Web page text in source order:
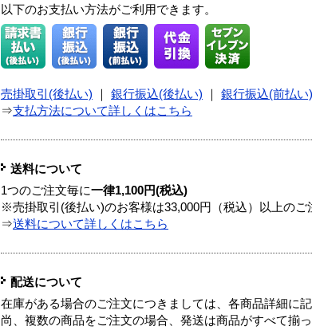
以下のお支払い方法がご利用できます。
売掛取引(後払い) 銀行振込(後払い) 銀行振込(前払い)
⇒支払方法について詳しくはこちら
送料について
1つのご注文毎に一律1,100円(税込)
※売掛取引(後払い)のお客様は33,000円（税込）以上のご
⇒送料について詳しくはこちら
配送について
在庫がある場合のご注文につきましては、各商品詳細に
尚、複数の商品をご注文の場合、発送は商品がすべて揃